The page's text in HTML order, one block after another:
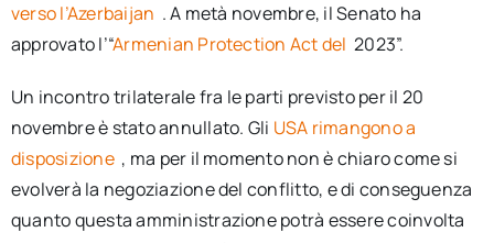
verso l’Azerbaijan . A metà novembre, il Senato ha
approvato l’“Armenian Protection Act del 2023”.
Un incontro trilaterale fra le parti previsto per il 20
novembre è stato annullato. Gli USA rimangono a
disposizione , ma per il momento non è chiaro come si
evolverà la negoziazione del conflitto, e di conseguenza
quanto questa amministrazione potrà essere coinvolta